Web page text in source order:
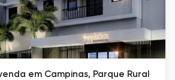
em Campinas, Parque Rural